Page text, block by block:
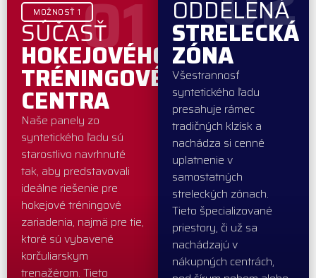
MOŽNOSŤ 1
SÚČASŤ
HOKEJOVÉHO
TRÉNINGOVÉHO
CENTRA
Naše panely zo
syntetického ľadu sú
starostlivo navrhnuté
tak, aby predstavovali
ideálne riešenie pre
hokejové tréningové
zariadenia, najmä pre tie,
ktoré sú vybavené
korčuliarskym
trenažérom. Tieto
01 ODDELENÁ
STRELECKÁ
ZÓNA
Všestrannosť
syntetického ľadu
presahuje rámec
tradičných klzísk a
nachádza si cenné
uplatnenie v
samostatných
streleckých zónach.
Tieto špecializované
priestory, či už sa
nachádzajú v
nákupných centrách,